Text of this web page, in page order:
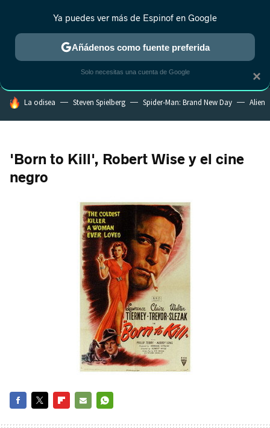
MENÚ NUEVO
ESTRENOS REALITY ANIME RANKINGS CINE
HOY SE HABLA DE
La odisea Steven Spielberg Spider-Man: Brand New Day Alien
'Born to Kill', Robert Wise y el cine
negro
×
Ya puedes ver más de Espinof en Google
Añádenos como fuente preferida
Solo necesitas una cuenta de Google